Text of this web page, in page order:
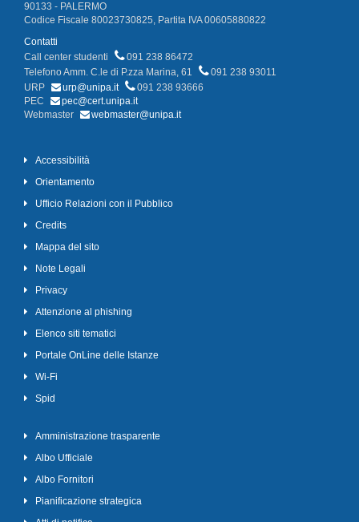
90133 - PALERMO
Codice Fiscale 80023730825, Partita IVA 00605880822
Contatti
Call center studenti
091 238 86472
Telefono Amm. C.le di P.zza Marina, 61
091 238 93011
URP
urp@unipa.it
091 238 93666
PEC
pec@cert.unipa.it
Webmaster
webmaster@unipa.it
Accessibilità
Orientamento
Ufficio Relazioni con il Pubblico
Credits
Mappa del sito
Note Legali
Privacy
Attenzione al phishing
Elenco siti tematici
Portale OnLine delle Istanze
Wi-Fi
Spid
Amministrazione trasparente
Albo Ufficiale
Albo Fornitori
Pianificazione strategica